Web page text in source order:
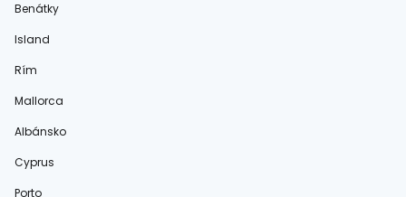
Benátky
Island
Rím
Mallorca
Albánsko
Cyprus
Porto